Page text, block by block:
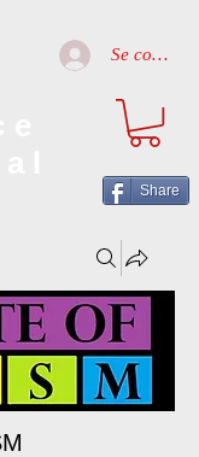
Se connecter
Share